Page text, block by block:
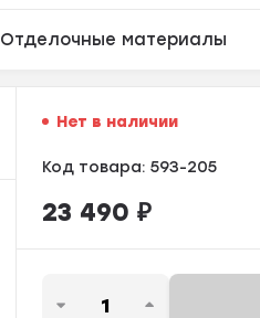
Отделочные материалы
Нет в наличии
Код товара: 593-205
23 490 ₽